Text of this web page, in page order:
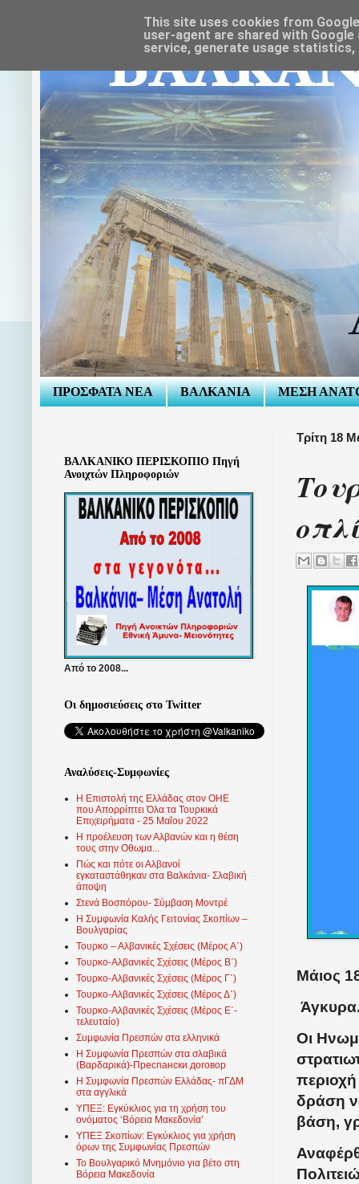
ΠΡΟΣΦΑΤΑ ΝΕΑ ΒΑΛΚΑΝΙΑ ΜΕΣΗ
Τρίτη 18
Μάιος
Οι
δράση
βάση,
ΒΑΛΚΑΝΙΚΟ ΠΕΡΙΣΚΟΠΙΟ Πηγή
Ανοιχτών Πληροφοριών
Από το 2008...
Οι δημοσιεύσεις στο Twitter
Αναλύσεις-Συμφωνίες
Η Επιστολή της Ελλάδας στον ΟΗΕ
που Απορρίπτει Όλα τα Τουρκικά
Επιχειρήματα - 25 Μαΐου 2022
Η προέλευση των Αλβανών και η θέση
τους στην Οθωμα...
Πώς και πότε οι Αλβανοί
εγκαταστάθηκαν στα Βαλκάνια- Σλαβική
άποψη
Στενά Βοσπόρου- Σύμβαση Μοντρέ
Η Συμφωνία Καλής Γειτονίας Σκοπίων –
Βουλγαρίας
Τουρκο – Αλβανικές Σχέσεις (Mέρος Α΄)
Τουρκο-Αλβανικές Σχέσεις (Μέρος Β΄)
Τουρκο-Αλβανικές Σχέσεις (Μέρος Γ΄)
Τουρκο-Αλβανικές Σχέσεις (Μέρος Δ΄)
Τουρκο-Αλβανικές Σχέσεις (Μέρος Ε΄-
τελευταίο)
Συμφωνία Πρεσπών στα ελληνικά
Η Συμφωνία Πρεσπών στα σλαβικά
(Βαρδαρικά)-Преспански договор
Η Συμφωνία Πρεσπών Ελλάδας- πΓΔΜ
στα αγγλικά
ΥΠΕΞ: Εγκύκλιος για τη χρήση του
ονόματος ‘Βόρεια Μακεδονία’
ΥΠΕΞ Σκοπίων: Εγκύκλιος για χρήση
όρων της Συμφωνίας Πρεσπών
Το Βουλγαρικό Μνημόνιο για βέτο στη
Βόρεια Μακεδονία
This site uses cookies from
user-agent are shared with
service, generate usage statistics,